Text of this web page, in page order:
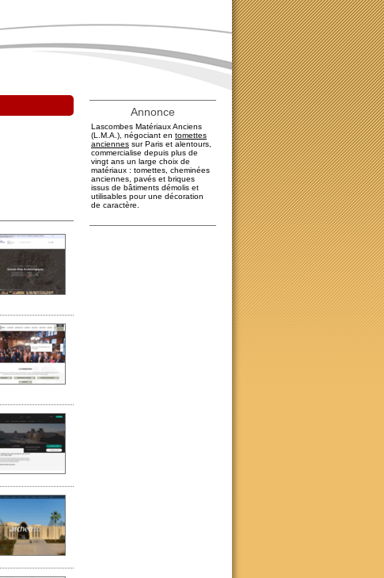
Annonce
Lascombes Matériaux Anciens
(L.M.A.), négociant en tomettes
anciennes sur Paris et alentours,
commercialise depuis plus de
vingt ans un large choix de
matériaux : tomettes, cheminées
anciennes, pavés et briques
issus de bâtiments démolis et
utilisables pour une décoration
de caractère.